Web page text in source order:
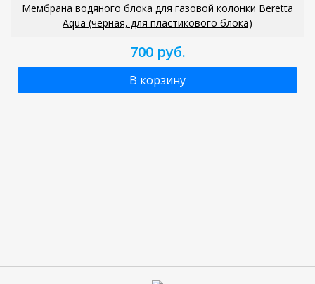
Мембрана водяного блока для газовой колонки Beretta
Aqua (черная, для пластикового блока)
700 руб.
В корзину